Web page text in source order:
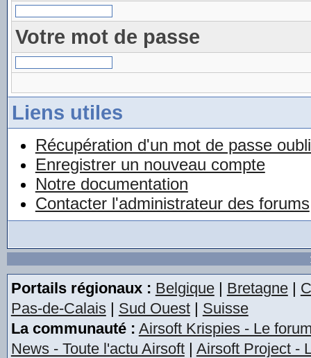
Votre mot de passe
Liens utiles
Récupération d'un mot de passe
Enregistrer un nouveau compte
Notre documentation
Contacter l'administrateur des forums
Portails régionaux : Belgique| Bretagne|
Pas-de-Calais| Sud Ouest| Suisse
La communauté : Airsoft Krispies - Le
News - Toute l'actu Airsoft| Airsoft Project -